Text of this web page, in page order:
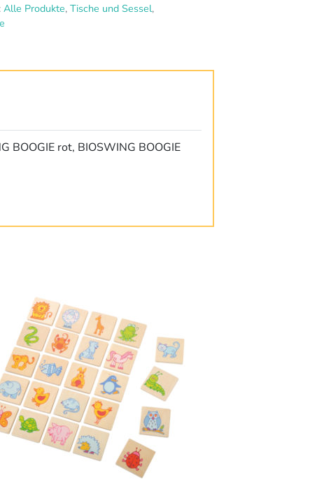
Alle Produkte, Tische und Sessel,
BOOGIE rot, BIOSWING BOOGIE